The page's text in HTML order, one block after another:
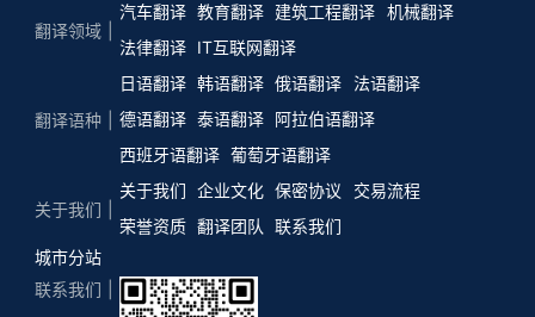
翻译领域
汽车翻译 教育翻译 建筑工程翻译 机械翻译
法律翻译
IT互联网翻译
翻译语种
日语翻译 韩语翻译 俄语翻译
法语翻译
德语翻译 泰语翻译 阿拉伯语翻译
西班牙语翻译 葡萄牙语翻译
关于我们
关于我们 企业文化 保密协议
交易流程
荣誉资质 翻译团队
联系我们
城市分站
联系我们